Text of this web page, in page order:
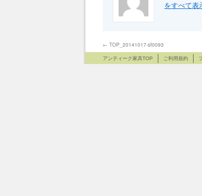
をすべて表
← TOP_20141017-sf0093
アンティーク家具TOP ご利用規約